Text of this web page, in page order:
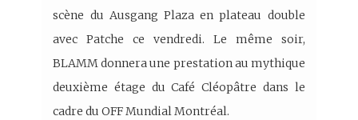
scène du Ausgang Plaza en plateau double
avec Patche ce vendredi. Le même soir,
BLAMM donnera une prestation au mythique
deuxième étage du Café Cléopâtre dans le
cadre du OFF Mundial Montréal.